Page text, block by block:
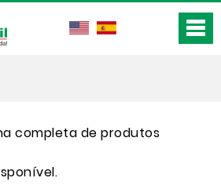
completa de produtos